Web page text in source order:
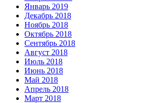
Январь 2019
Декабрь 2018
Ноябрь 2018
Октябрь 2018
Сентябрь 2018
Август 2018
Июль 2018
Июнь 2018
Май 2018
Апрель 2018
Март 2018